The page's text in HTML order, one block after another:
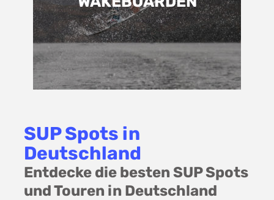
SUP Spots in
Deutschland
Entdecke die besten SUP Spots
und Touren in Deutschland